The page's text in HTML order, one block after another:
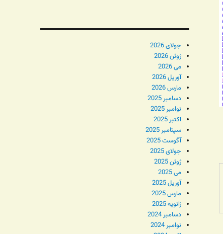
جولای 2026
ژوئن 2026
می 2026
آوریل 2026
مارس 2026
دسامبر 2025
نوامبر 2025
اکتبر 2025
سپتامبر 2025
آگوست 2025
جولای 2025
ژوئن 2025
می 2025
آوریل 2025
مارس 2025
ژانویه 2025
دسامبر 2024
نوامبر 2024